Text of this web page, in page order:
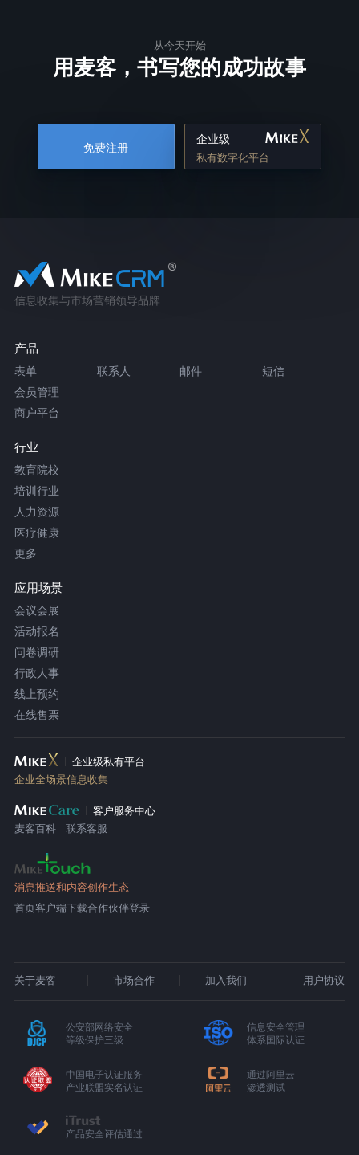
从今天开始
用麦客，书写您的成功故事
免费注册
企业级
私有数字化平台
信息收集与市场营销领导品牌
产品
表单 联系人 邮件
短信
会员管理
商户平台
行业
教育院校
培训行业
人力资源
医疗健康
更多
应用场景
会议会展
活动报名
问卷调研
行政人事
线上预约
在线售票
企业级私有平台
企业全场景信息收集
客户服务中心
麦客百科
联系客服
消息推送和内容创作生态
首页客户端下载合作伙伴登录
关于麦客 市场合作 加入我们 用户协议
公安部网络安全
等级保护三级
信息安全管理
体系国际认证
中国电子认证服务
产业联盟实名认证
通过阿里云
渗透测试
产品安全评估通过